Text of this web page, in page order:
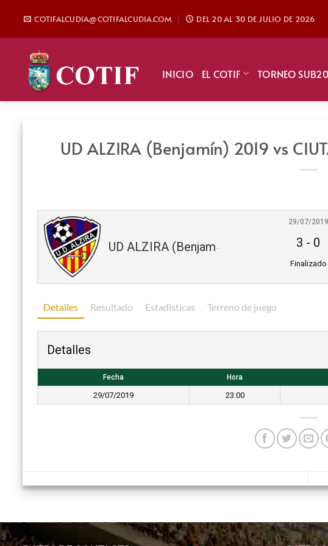
contenido
COTIFALCUDIA@COTIFALCUDIA.COM DEL 20 AL 30 DE JULIO DE 2026
INICIO EL COTIF TORNEO SUB20
UD ALZIRA (Benjamín) 2019 vs
UD ALZIRA (Benjamín) 2019
29/07/2019
3 - 0
Finalizado
Detalles Resultado Estadisticas Terreno de juego
Detalles
Fecha Hora
29/07/2019 23:00